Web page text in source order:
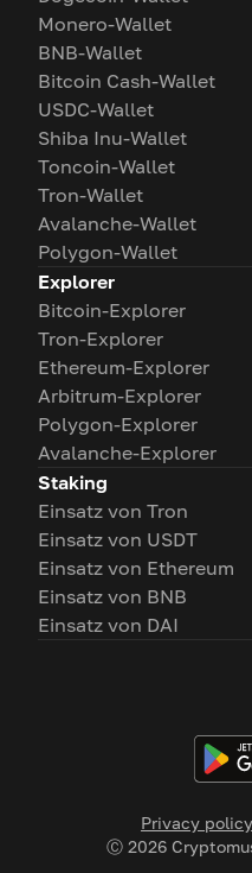
Privacy policy
Ⓒ 2026
Monero-Wallet
BNB-Wallet
Bitcoin Cash-Wallet
USDC-Wallet
Shiba Inu-Wallet
Toncoin-Wallet
Tron-Wallet
Avalanche-Wallet
Polygon-Wallet
Explorer
Bitcoin-Explorer
Tron-Explorer
Ethereum-Explorer
Arbitrum-Explorer
Polygon-Explorer
Avalanche-Explorer
Staking
Einsatz von Tron
Einsatz von USDT
Einsatz von Ethereum
Einsatz von BNB
Einsatz von DAI